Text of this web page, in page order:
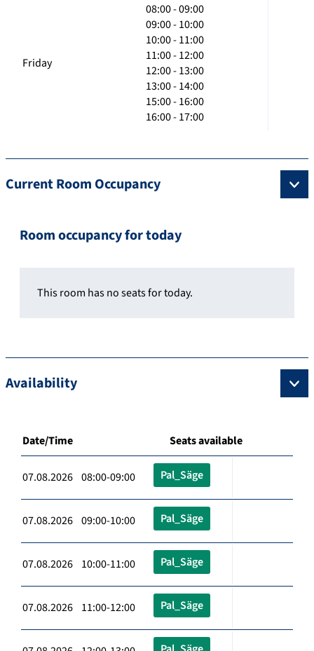
Friday
08:00 - 09:00
09:00 - 10:00
10:00 - 11:00
11:00 - 12:00
12:00 - 13:00
13:00 - 14:00
15:00 - 16:00
16:00 - 17:00
Current Room Occupancy
Room occupancy for today
This room has no seats for today.
Availability
Date/Time Seats available
07.08.2026 08:00-09:00 Pal_Säge
07.08.2026 09:00-10:00 Pal_Säge
07.08.2026 10:00-11:00 Pal_Säge
07.08.2026 11:00-12:00 Pal_Säge